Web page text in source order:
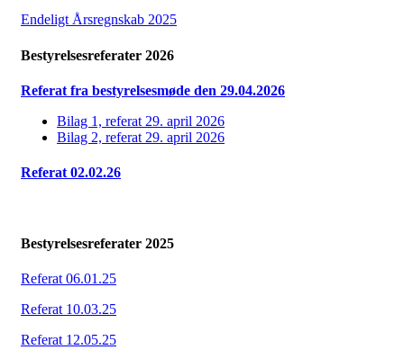
Endeligt Årsregnskab 2025
Bestyrelsesreferater 2026
Referat fra bestyrelsesmøde den 29.04.2026
Bilag 1, referat 29. april 2026
Bilag 2, referat 29. april 2026
Referat 02.02.26
Bestyrelsesreferater 2025
Referat 06.01.25
Referat 10.03.25
Referat 12.05.25